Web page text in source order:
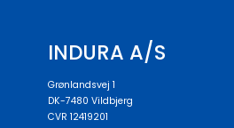
INDURA A/S
Grønlandsvej 1
DK-7480 Vildbjerg
CVR 12419201